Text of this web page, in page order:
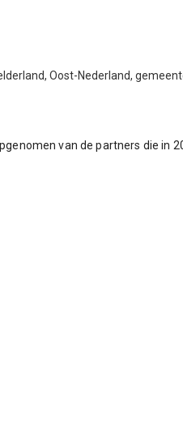
Oost-Nederland,
van de partners die in